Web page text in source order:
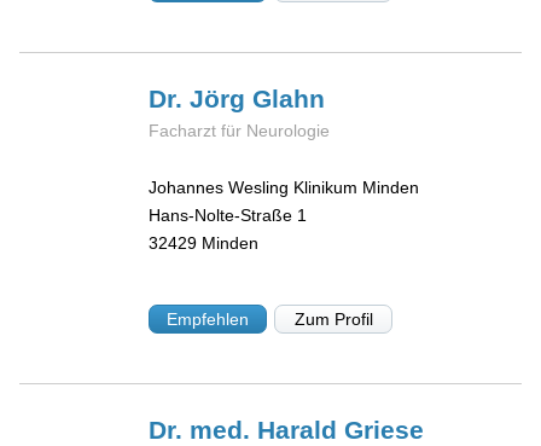
Dr. JörgGlahn
Facharzt für Neurologie
Johannes Wesling Klinikum Minden
Hans-Nolte-Straße 1
32429 Minden
Empfehlen Zum Profil
Dr. med. HaraldGriese